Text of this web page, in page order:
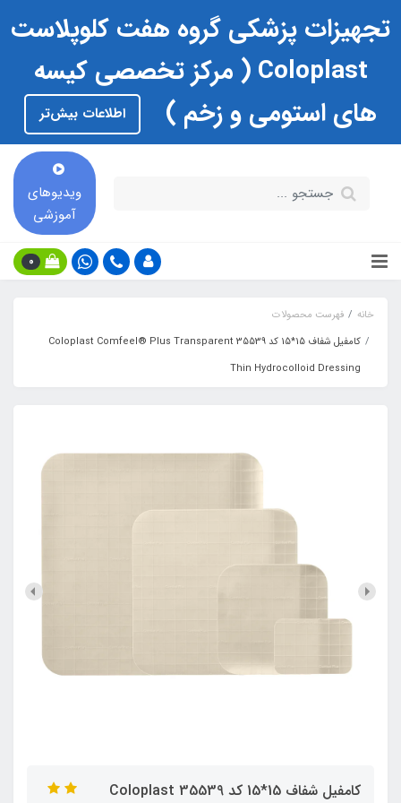
تجهیزات پزشکی گروه هفت کلوپلاست
Coloplast ( مرکز تخصصی کیسه
های استومی و زخم )
اطلاعات بیش‌تر
ویدیوهای
آموزشی
0
خانه
فهرست محصولات
کامفیل شفاف 15*15 کد 35539 Coloplast Comfeel® Plus Transparent
Thin Hydrocolloid Dressing
کامفیل شفاف 15*15 کد 35539 Coloplast